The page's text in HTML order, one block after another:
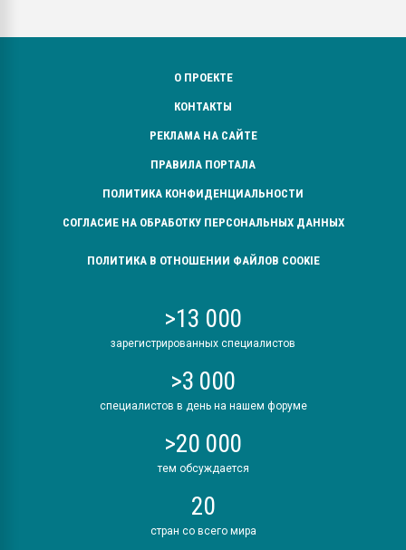
О ПРОЕКТЕ
КОНТАКТЫ
РЕКЛАМА НА САЙТЕ
ПРАВИЛА ПОРТАЛА
ПОЛИТИКА КОНФИДЕНЦИАЛЬНОСТИ
СОГЛАСИЕ НА ОБРАБОТКУ ПЕРСОНАЛЬНЫХ ДАННЫХ
ПОЛИТИКА В ОТНОШЕНИИ ФАЙЛОВ COOKIE
>13 000
зарегистрированных специалистов
>3 000
специалистов в день на нашем форуме
>20 000
тем обсуждается
20
стран со всего мира